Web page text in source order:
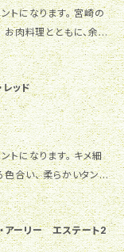
した後、かもし発酵を
行い、果実の持つ華やか
発酵終盤にかけて30℃
ました。 その後、発
数ヵ月間ステンレスタ
中で熟成させました。
入って2年目くらい経過
角が取れ、味わいの変化
た。 4年目に入ると濃
熟成のピークを迎えた
重に樽上げをした後、
ほど遅い萌芽を迎えま
ど不安定な気候でした
ました。しかし、梅雨が
どし、豪雨と猛暑で暑い
からは天気が回復し、8
定して熟度があがり、
りも豊かなぶどうでワ
収穫後は、最新の搾汁
くり搾汁し酸化を抑え
ステンレスタンクで低温
が華やかなぶどうでワ
るレモ
なります。 宮崎の
お肉料理とともに、余韻
ノワー
な地域では栽培が難し
培に挑戦しました！これ
月齢管理、そして、整枝
納得いくピノを収穫でき
・ノワールをぜひ、お
。5月の開化期までも気
続きで開花時期も早くな
み。梅雨が明けると猛暑
ッド
なります。 キメ細
合い、 柔らかいタンニ
し仕込み。 【2019
キャンベル・アーリー
ンです。都農町で戦後
アーリー エステート2